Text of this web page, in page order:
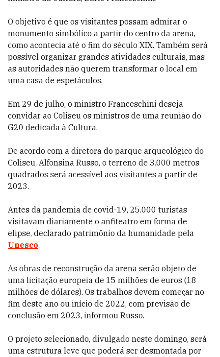
O objetivo é que os visitantes possam admirar o
monumento simbólico a partir do centro da arena,
como acontecia até o fim do século XIX. Também será
possível organizar grandes atividades culturais, mas
as autoridades não querem transformar o local em
uma casa de espetáculos.
Em 29 de julho, o ministro Franceschini deseja
convidar ao Coliseu os ministros de uma reunião do
G20 dedicada à Cultura.
De acordo com a diretora do parque arqueológico do
Coliseu, Alfonsina Russo, o terreno de 3.000 metros
quadrados será acessível aos visitantes a partir de
2023.
Antes da pandemia de covid-19, 25.000 turistas
visitavam diariamente o anfiteatro em forma de
elipse, declarado patrimônio da humanidade pela
Unesco.
As obras de reconstrução da arena serão objeto de
uma licitação europeia de 15 milhões de euros (18
milhões de dólares). Os trabalhos devem começar no
fim deste ano ou início de 2022, com previsão de
conclusão em 2023, informou Russo.
O projeto selecionado, divulgado neste domingo, será
uma estrutura leve que poderá ser desmontada por